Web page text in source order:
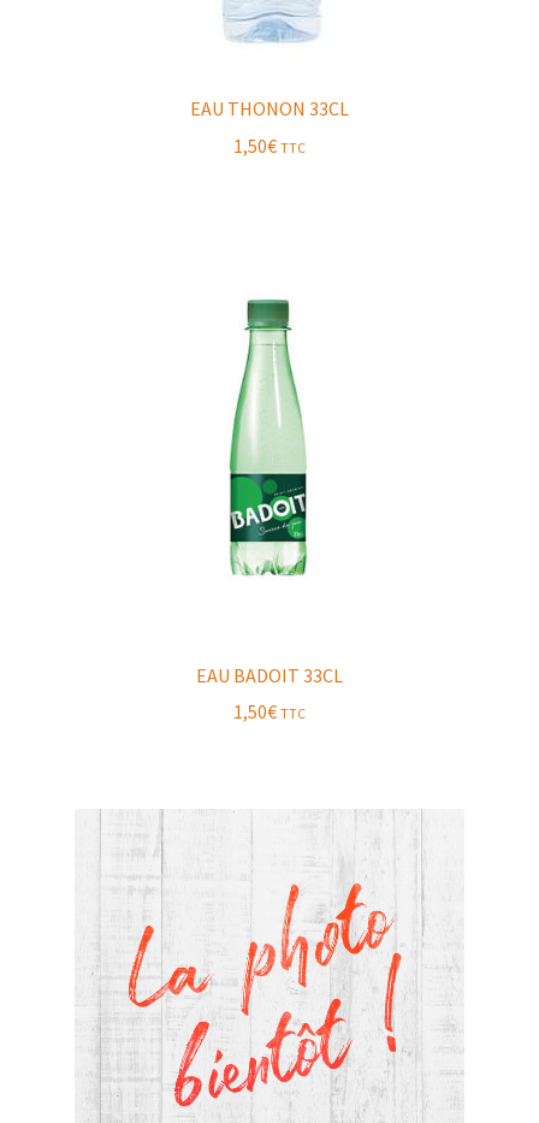
EAU THONON 33CL
1,50€ TTC
EAU BADOIT 33CL
1,50€ TTC